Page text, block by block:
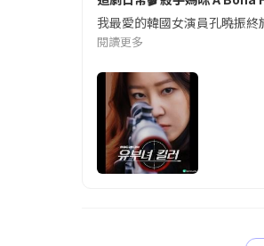
我最愛的韓國女演員孔曉振
閱讀更多